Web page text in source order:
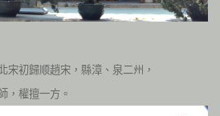
宋初歸顺趙宋，縣漳、泉二州，
，權擅一方。